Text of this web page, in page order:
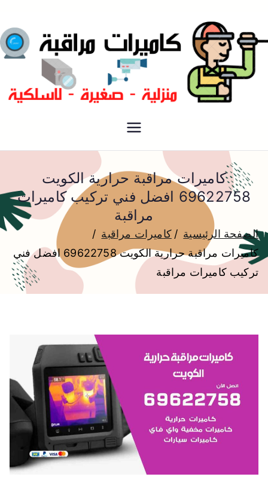
فني كاميرات مراقبة الكويت
كاميرات مراقبة حرارية الكويت
69622758 افضل فني تركيب كاميرات
مراقبة
الصفحة الرئيسية
كاميرات مراقبة
كاميرات مراقبة حرارية الكويت 69622758 افضل فني
تركيب كاميرات مراقبة